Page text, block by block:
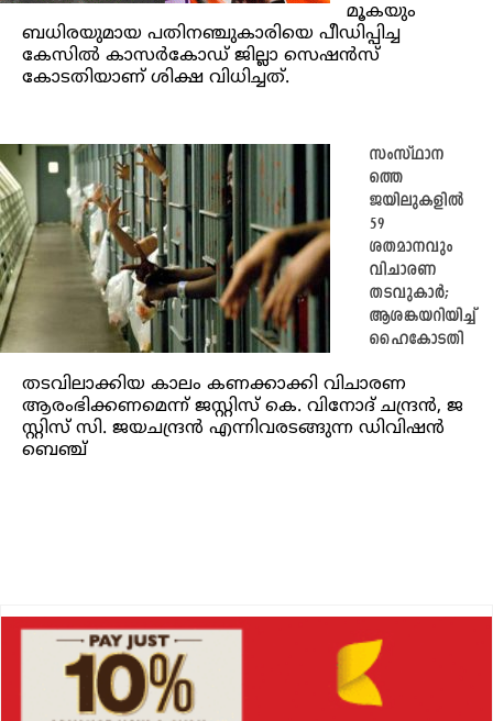
മൂകയും
ബധിരയുമായ പതിനഞ്ചുകാരിയെ പീഡിപ്പിച്ച
കേസിൽ കാസർകോഡ് ജില്ലാ സെഷൻസ്
കോടതിയാണ് ശിക്ഷ വിധിച്ചത്.
സം​സ്ഥാ​ന​
ത്തെ
ജയിലുകളിൽ
59
ശതമാനവും
വിചാരണ
തടവുകാർ;
ആശങ്കയറിയിച്ച്​
ഹൈകോടതി
തടവിലാക്കിയ കാലം കണക്കാക്കി വിചാരണ
ആരംഭിക്കണമെന്ന് ജ​സ്റ്റി​സ് കെ. ​വി​നോ​ദ് ച​ന്ദ്ര​ൻ, ജ​
സ്റ്റി​സ് സി. ​ജ​യ​ച​ന്ദ്ര​ൻ എ​ന്നി​വ​ര​ട​ങ്ങു​ന്ന ഡി​വി​ഷ​ൻ
ബെ​ഞ്ച്